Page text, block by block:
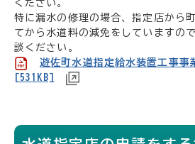
ください。
特に漏水の修理の場合、指定店から
てから水道料の減免をしていますの
談ください。
遊佐町水道指定給水装置工事事
[531KB]